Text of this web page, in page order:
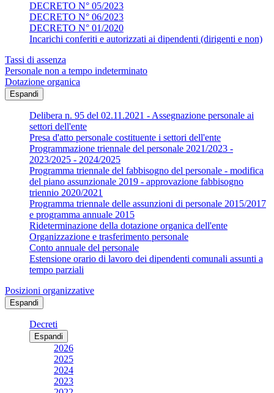
DECRETO N° 05/2023
DECRETO N° 06/2023
DECRETO N° 01/2020
Incarichi conferiti e autorizzati ai dipendenti (dirigenti e non)
Tassi di assenza
Personale non a tempo indeterminato
Dotazione organica
Espandi
Delibera n. 95 del 02.11.2021 - Assegnazione personale ai
settori dell'ente
Presa d'atto personale costituente i settori dell'ente
Programmazione triennale del personale 2021/2023 -
2023/2025 - 2024/2025
Programma triennale del fabbisogno del personale - modifica
del piano assunzionale 2019 - approvazione fabbisogno
triennio 2020/2021
Programma triennale delle assunzioni di personale 2015/2017
e programma annuale 2015
Rideterminazione della dotazione organica dell'ente
Organizzazione e trasferimento personale
Conto annuale del personale
Estensione orario di lavoro dei dipendenti comunali assunti a
tempo parziali
Posizioni organizzative
Espandi
Decreti
Espandi
2026
2025
2024
2023